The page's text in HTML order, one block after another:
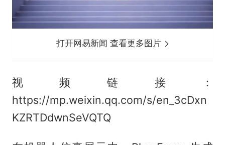
打开网易新闻 查看更多图片
视频链接：
https://mp.weixin.qq.com/s/en_3cDxn
KZRTDdwnSeVQTQ